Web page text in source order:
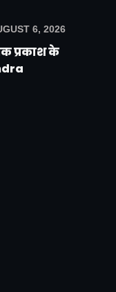
6, 2026
प्रकाश के